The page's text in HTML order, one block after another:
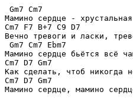
Gm7 Cm7
Мамино сердце -
Cm7 F7 B+7 C9 D7
Вечно тревоги и ласки,
Gm7 Cm7 Ebm7
Мамино сердце бьётся всё
Cm7 D7 Gm7
Как сделать, чтоб никогда
Cm7 D7 Gm7
Мамино сердце, мамино